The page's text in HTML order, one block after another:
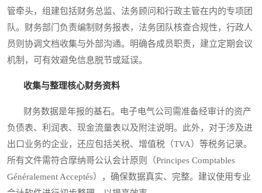
管牵头，组建包括财务总监、法务顾问和行政主管在内的专项团
队。财务部门负责编制财务报表，法务团队核查合规性，行政人
员则协调文档收集与外部沟通。明确各成员职责，建立定期会议
机制，可有效避免信息脱节或延误。
收集与整理核心财务资料
财务数据是年报的基石。电子电气公司需准备经审计的资产
负债表、利润表、现金流量表以及附注说明。此外，对于涉及进
出口业务的企业，还应包括关税、增值税（TVA）等税务记录。
所有文件需符合摩纳哥公认会计原则（Principes Comptables
Généralement Acceptés），确保数据真实、完整。建议使用专业